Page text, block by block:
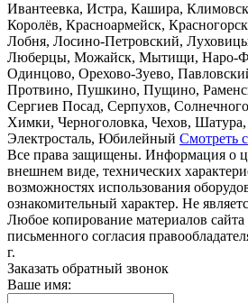
Ивантеевка, Истра, Кашира,
Королёв, Красноармейск,
Лобня, Лосино-Петровский,
Люберцы, Можайск, Мытищи, Наро-
Одинцово, Орехово-Зуево,
Протвино, Пушкино, Пущино,
Сергиев Посад, Серпухов,
Химки, Черноголовка, Чехов,
Электросталь, Юбилейный Смотреть
Все права защищены. Информация о
внешнем виде, технических
возможностях использования
ознакомительный характер. Не
Любое копирование материалов сайта
письменного согласия
г.
Заказать обратный звонок
Ваше имя: